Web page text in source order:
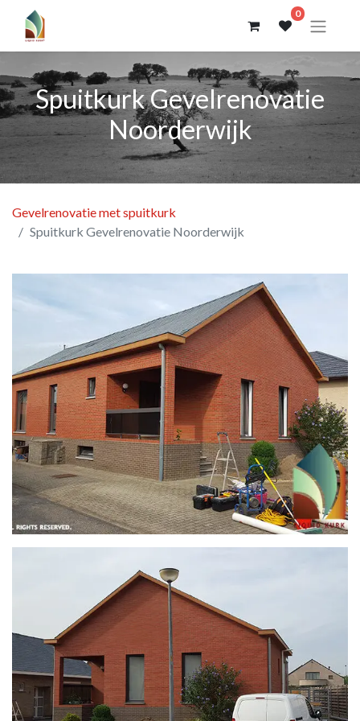
0
Spuitkurk Gevelrenovatie
Noorderwijk
Gevelrenovatie met spuitkurk
Spuitkurk Gevelrenovatie Noorderwijk